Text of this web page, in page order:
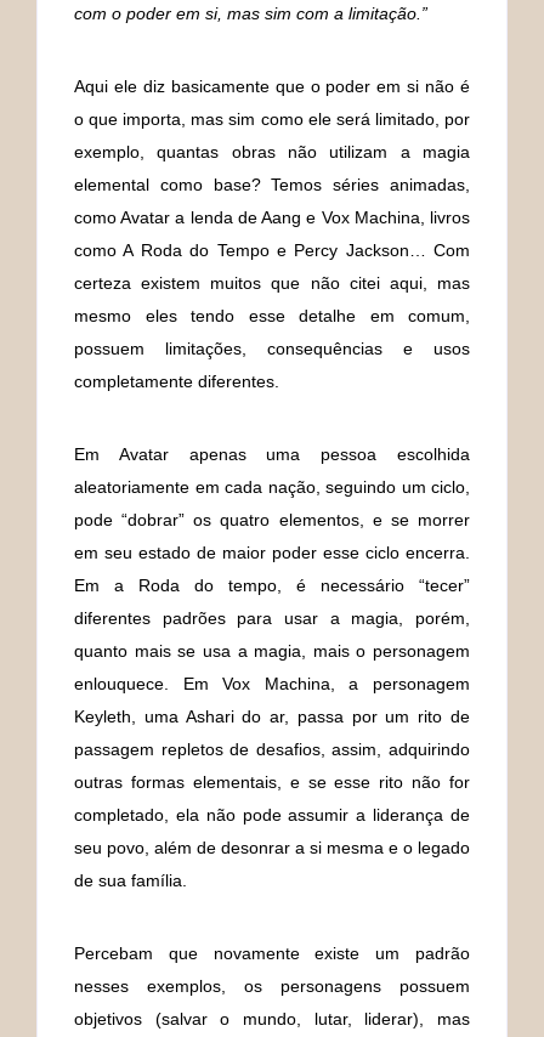
com o poder em si, mas sim com a limitação.”
Aqui ele diz basicamente que o poder em si não é
o que importa, mas sim como ele será limitado, por
exemplo, quantas obras não utilizam a magia
elemental como base? Temos séries animadas,
como Avatar a lenda de Aang e Vox Machina, livros
como A Roda do Tempo e Percy Jackson… Com
certeza existem muitos que não citei aqui, mas
mesmo eles tendo esse detalhe em comum,
possuem limitações, consequências e usos
completamente diferentes.
Em Avatar apenas uma pessoa escolhida
aleatoriamente em cada nação, seguindo um ciclo,
pode “dobrar” os quatro elementos, e se morrer
em seu estado de maior poder esse ciclo encerra.
Em a Roda do tempo, é necessário “tecer”
diferentes padrões para usar a magia, porém,
quanto mais se usa a magia, mais o personagem
enlouquece. Em Vox Machina, a personagem
Keyleth, uma Ashari do ar, passa por um rito de
passagem repletos de desafios, assim, adquirindo
outras formas elementais, e se esse rito não for
completado, ela não pode assumir a liderança de
seu povo, além de desonrar a si mesma e o legado
de sua família.
Percebam que novamente existe um padrão
nesses exemplos, os personagens possuem
objetivos (salvar o mundo, lutar, liderar), mas